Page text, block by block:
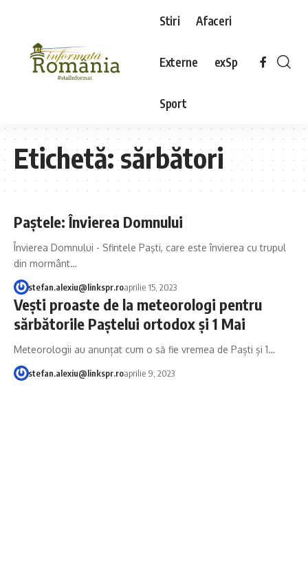
Stiri Afaceri
Externe exSp
Sport
Etichetă:sărbători
Paștele: Învierea Domnului
Învierea Domnului - Sfintele Paşti, care este învierea cu trupul
din mormânt…
stefan.alexiu@linkspr.roaprilie 15, 2023
Vești proaste de la meteorologi pentru
sărbătorile Paștelui ortodox și 1 Mai
Meteorologii au anunțat cum o să fie vremea de Paști și 1…
stefan.alexiu@linkspr.roaprilie 9, 2023